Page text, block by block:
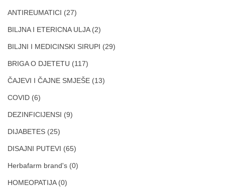
ANTIREUMATICI (27)
BILJNA I ETERICNA ULJA (2)
BILJNI I MEDICINSKI SIRUPI (29)
BRIGA O DJETETU (117)
ČAJEVI I ČAJNE SMJEŠE (13)
COVID (6)
DEZINFICIJENSI (9)
DIJABETES (25)
DISAJNI PUTEVI (65)
Herbafarm brand's (0)
HOMEOPATIJA (0)